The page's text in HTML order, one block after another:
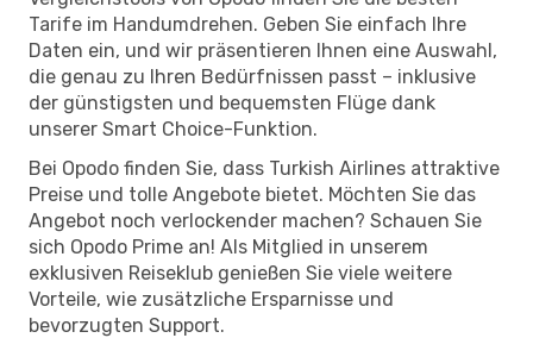
Tarife im Handumdrehen. Geben Sie einfach Ihre
Daten ein, und wir präsentieren Ihnen eine Auswahl,
die genau zu Ihren Bedürfnissen passt – inklusive
der günstigsten und bequemsten Flüge dank
unserer Smart Choice-Funktion.
Bei Opodo finden Sie, dass Turkish Airlines attraktive
Preise und tolle Angebote bietet. Möchten Sie das
Angebot noch verlockender machen? Schauen Sie
sich Opodo Prime an! Als Mitglied in unserem
exklusiven Reiseklub genießen Sie viele weitere
Vorteile, wie zusätzliche Ersparnisse und
bevorzugten Support.